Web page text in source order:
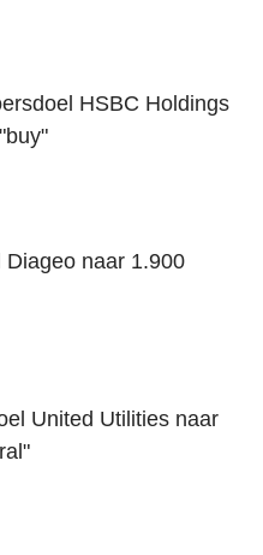
HSBC Holdings
naar 1.900
United Utilities naar